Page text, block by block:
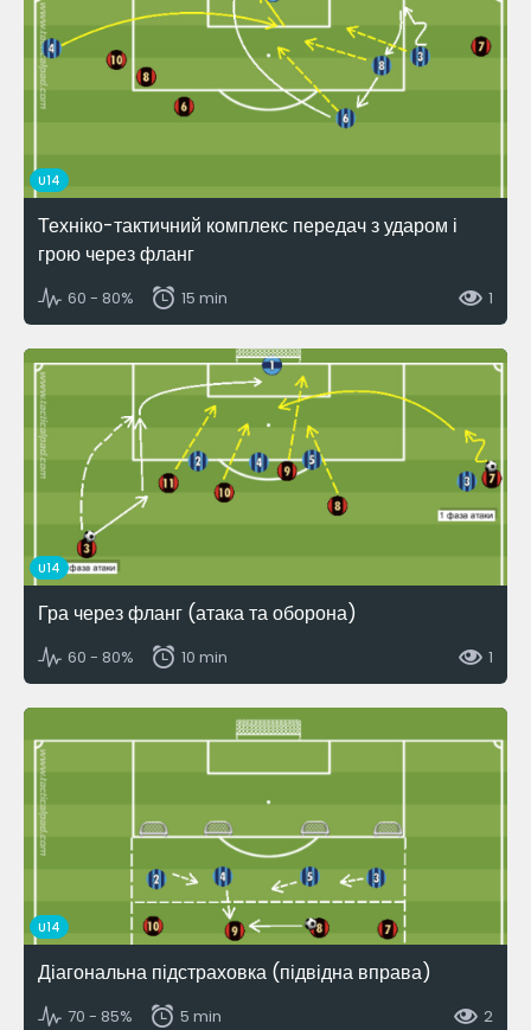
U14
Техніко-тактичний комплекс передач з ударом і
грою через фланг
60 - 80% 15 min 1
U14
Гра через фланг (атака та оборона)
60 - 80% 10 min 1
U14
Діагональна підстраховка (підвідна вправа)
70 - 85% 5 min 2